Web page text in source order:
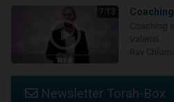
7:13
Newsletter Torah-Box